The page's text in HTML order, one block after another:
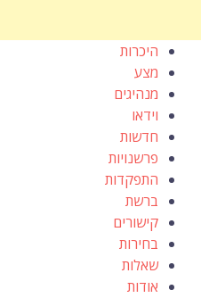
היכרות
מצע
מנהיגים
וידאו
חדשות
פרשנויות
התפקדות
ברשת
קישורים
בחירות
שאלות
אודות